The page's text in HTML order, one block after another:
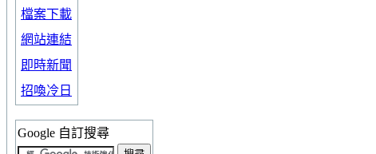
檔案下載
網站連結
即時新聞
招喚冷日
Google 自訂搜尋